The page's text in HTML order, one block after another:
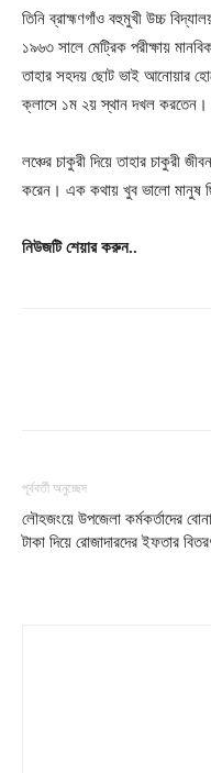
তিনি ব্রাহ্মণগাঁও বহুমুখী উচ্চ
১৯৬৩ সালে মেট্রিক পরীক্ষায়
তাহার সহদয় ছোট ভাই আনোয়ার
ক্লাসে ১ম ২য় স্থান দখল করতেন।
লঞ্চের চাকুরী দিয়ে তাহার চাকুরী
করেন। এক কথায় খুব ভালো মানুষ
নিউজটিশেয়ারকরুন..
পূর্ববর্তী অনুচ্ছেদ
লৌহজংয়ে উপজেলা কর্মকর্তাদের
টাকা দিয়ে রোজাদারদের ইফতার